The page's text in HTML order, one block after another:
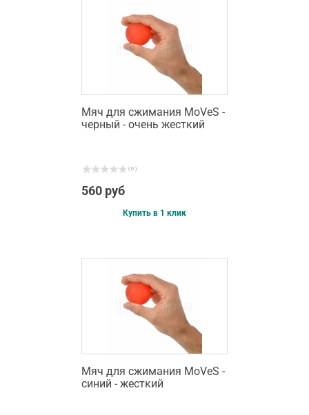
Мяч для сжимания MoVeS -
черный - очень жесткий
( 0 )
560 руб
Купить в 1 клик
Мяч для сжимания MoVeS -
синий - жесткий